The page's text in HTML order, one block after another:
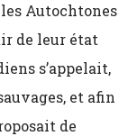
Autochtones
de leur état
s’appelait,
et afin
de